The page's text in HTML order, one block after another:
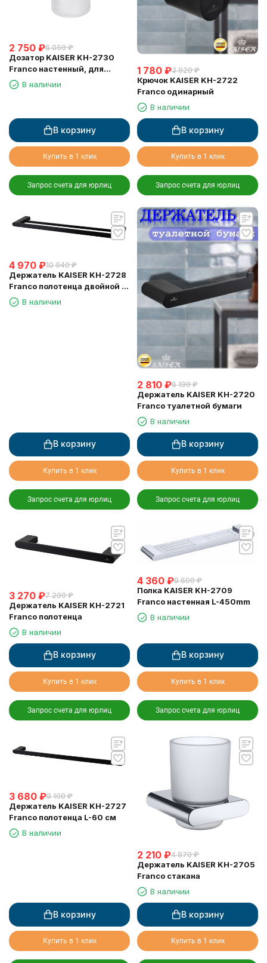
2 750 ₽6 050 ₽
Дозатор KAISER KH-2730
Franco настенный, для
жидкого мыла, черный
матовый
В наличии
В корзину
Купить в 1 клик
Запрос счета для юрлиц
1 780 ₽3 920 ₽
Крючок KAISER KH-2722
Franco одинарный
В наличии
В корзину
Купить в 1 клик
Запрос счета для юрлиц
4 970 ₽10 940 ₽
Держатель KAISER KH-2728
Franco полотенца двойной L-
60 смВ наличии
В корзину
Купить в 1 клик
Запрос счета для юрлиц
2 810 ₽6 190 ₽
Держатель KAISER KH-2720
Franco туалетной бумаги
В наличии
В корзину
Купить в 1 клик
Запрос счета для юрлиц
3 270 ₽7 200 ₽
Держатель KAISER KH-2721
Franco полотенца
В наличии
В корзину
Купить в 1 клик
Запрос счета для юрлиц
4 360 ₽9 600 ₽
Полка KAISER KH-2709
Franco настенная L-450mm
В наличии
В корзину
Купить в 1 клик
Запрос счета для юрлиц
3 680 ₽8 100 ₽
Держатель KAISER KH-2727
Franco полотенца L-60 см
В наличии
В корзину
Купить в 1 клик
2 210 ₽4 870 ₽
Держатель KAISER KH-2705
Franco стакана
В наличии
В корзину
Купить в 1 клик